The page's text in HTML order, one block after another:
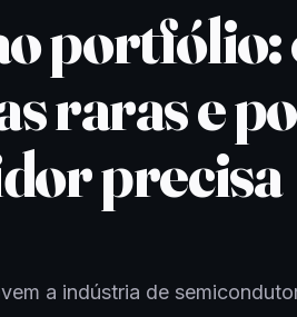
portfólio:
raras e
precisa
a indústria de